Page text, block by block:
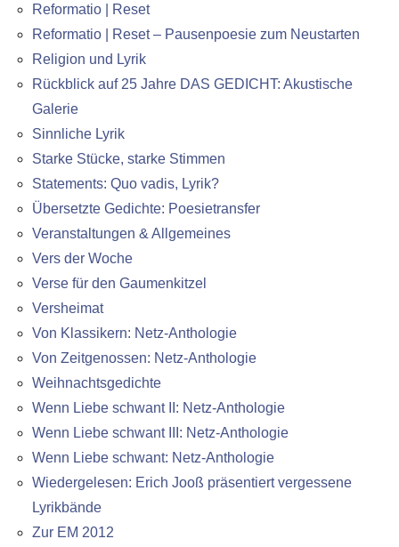
Reformatio | Reset
Reformatio | Reset – Pausenpoesie zum Neustarten
Religion und Lyrik
Rückblick auf 25 Jahre DAS GEDICHT: Akustische
Galerie
Sinnliche Lyrik
Starke Stücke, starke Stimmen
Statements: Quo vadis, Lyrik?
Übersetzte Gedichte: Poesietransfer
Veranstaltungen & Allgemeines
Vers der Woche
Verse für den Gaumenkitzel
Versheimat
Von Klassikern: Netz-Anthologie
Von Zeitgenossen: Netz-Anthologie
Weihnachtsgedichte
Wenn Liebe schwant II: Netz-Anthologie
Wenn Liebe schwant III: Netz-Anthologie
Wenn Liebe schwant: Netz-Anthologie
Wiedergelesen: Erich Jooß präsentiert vergessene
Lyrikbände
Zur EM 2012